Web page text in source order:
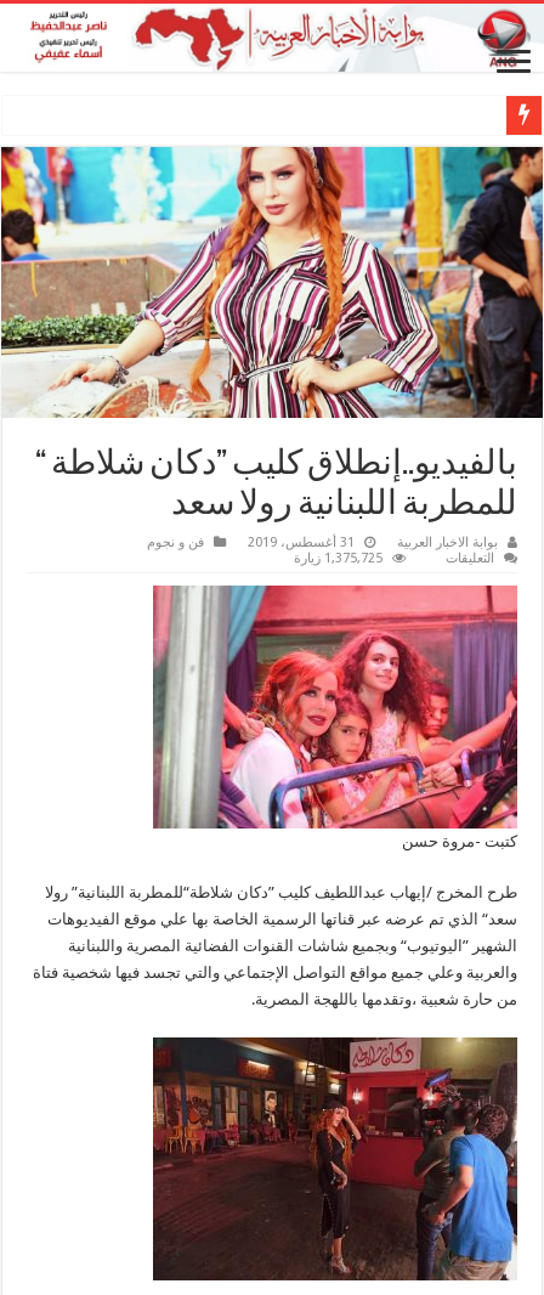
بالفيديو..إنطلاق كليب ”دكان شلاطة “
للمطربة اللبنانية رولا سعد
بوابة الاخبار العربية 31 أغسطس، 2019
فن و نجوم
التعليقات
كليب
شلاطة
“
للمطربة
اللبنانية
رولا
سعد
مغلقة
1,375,725 زيارة
كتبت -مروة حسن
طرح المخرج /إيهاب عبداللطيف كليب ”دكان شلاطة“للمطربة اللبنانية” رولا
سعد“ الذي تم عرضه عبر قناتها الرسمية الخاصة بها علي موقع الفيديوهات
الشهير ”اليوتيوب“ وبجميع شاشات القنوات الفضائية المصرية واللبنانية
والعربية وعلي جميع مواقع التواصل الإجتماعي والتي تجسد فيها شخصية فتاة
من حارة شعبية ،وتقدمها باللهجة المصرية.